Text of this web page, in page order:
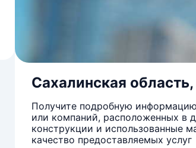
Сахалинская
Получите подробную
или компаний, расположенных в
конструкции и использованные
качество предоставляемых услуг